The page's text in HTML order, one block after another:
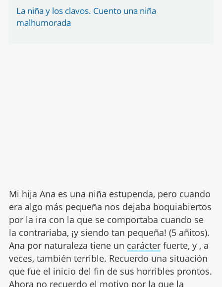
La niña y los clavos. Cuento una niña
malhumorada
Mi hija Ana es una niña estupenda, pero cuando
era algo más pequeña nos dejaba boquiabiertos
por la ira con la que se comportaba cuando se
la contrariaba, ¡y siendo tan pequeña! (5 añitos).
Ana por naturaleza tiene un carácterfuerte, y , a
veces, también terrible. Recuerdo una situación
que fue el inicio del fin de sus horribles prontos.
Ahora no recuerdo el motivo por la que la